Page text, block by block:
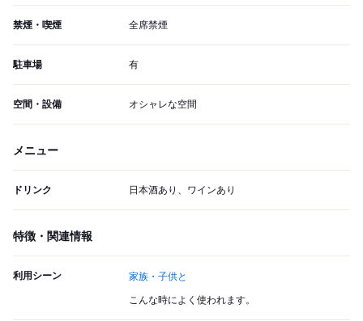
禁煙・喫煙 全席禁煙
駐車場 有
空間・設備 オシャレな空間
メニュー
ドリンク 日本酒あり、ワインあり
特徴・関連情報
利用シーン 家族・子供と
こんな時によく使われます。